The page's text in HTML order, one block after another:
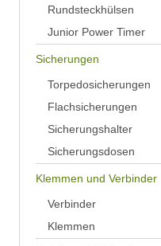
Rundsteckhülsen
Junior Power Timer
Sicherungen
Torpedosicherungen
Flachsicherungen
Sicherungshalter
Sicherungsdosen
Klemmen und Verbinder
Verbinder
Klemmen